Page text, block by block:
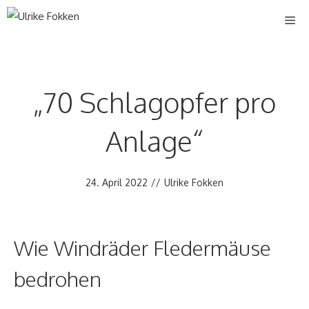
Zum
„70 Schlagopfer pro
Anlage“
24. April 2022 // Ulrike Fokken
Wie Windräder Fledermäuse
bedrohen